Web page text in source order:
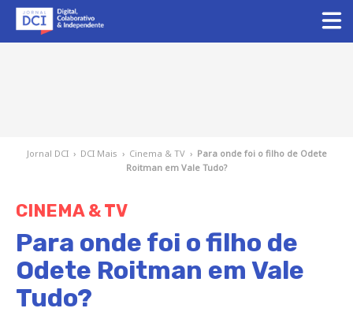
Jornal DCI › DCI Mais › Cinema & TV › Para onde foi o filho de Odete
Roitman em Vale Tudo?
CINEMA & TV
Para onde foi o filho de
Odete Roitman em Vale
Tudo?